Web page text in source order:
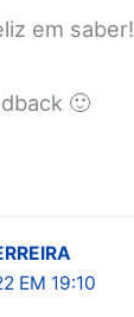
em saber!
🙂
EM 19:10